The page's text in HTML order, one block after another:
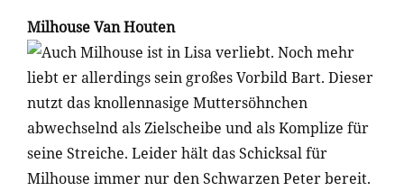
Milhouse Van Houten
Auch Milhouse ist in Lisa verliebt. Noch mehr
liebt er allerdings sein großes Vorbild Bart. Dieser
nutzt das knollennasige Muttersöhnchen
abwechselnd als Zielscheibe und als Komplize für
seine Streiche. Leider hält das Schicksal für
Milhouse immer nur den Schwarzen Peter bereit.